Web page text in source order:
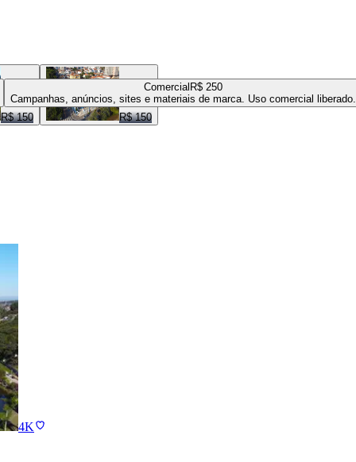
R$ 150 R$ 150
Comercial R$ 250
Campanhas, anúncios, sites e materiais de marca. Uso comercial liberado.
4K